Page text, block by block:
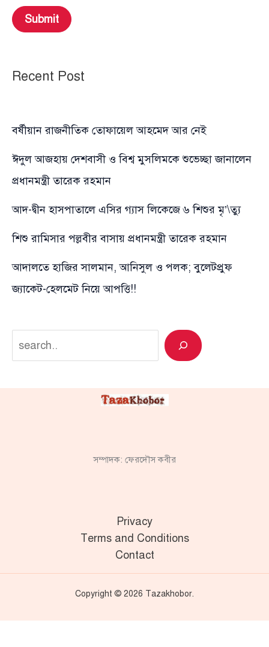
Submit
Recent Post
বর্ষীয়ান রাজনীতিক তোফায়েল আহমেদ আর নেই
ঈদুল আজহায় দেশবাসী ও বিশ্ব মুসলিমকে শুভেচ্ছা জানালেন
প্রধানমন্ত্রী তারেক রহমান
আদ-দ্বীন হাসপাতালে এসির গ্যাস লিকেজে ৬ শিশুর মৃ’\ত্যু
শিশু রামিসার পল্লবীর বাসায় প্রধানমন্ত্রী তারেক রহমান
আদালতে হাজির সালমান, আনিসুল ও পলক; বুলেটপ্রুফ
জ্যাকেট-হেলমেট নিয়ে আপত্তি!!
Search
সম্পাদক: ফেরদৌস কবীর
Privacy
Terms and Conditions
Contact
Copyright © 2026 Tazakhobor.